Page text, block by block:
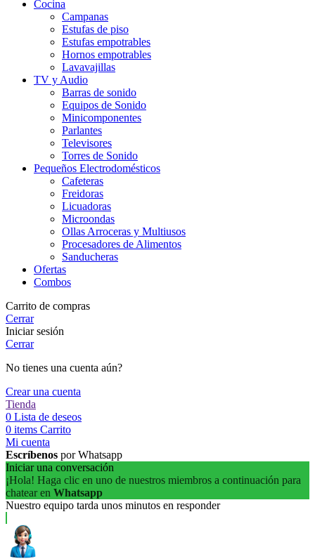
Cocina
Campanas
Estufas de piso
Estufas empotrables
Hornos empotrables
Lavavajillas
TV y Audio
Barras de sonido
Equipos de Sonido
Minicomponentes
Parlantes
Televisores
Torres de Sonido
Pequeños Electrodomésticos
Cafeteras
Freidoras
Licuadoras
Microondas
Ollas Arroceras y Multiusos
Procesadores de Alimentos
Sanducheras
Ofertas
Combos
Carrito de compras
Cerrar
Iniciar sesión
Cerrar
No tienes una cuenta aún?
Crear una cuenta
Tienda
0 Lista de deseos
0 items Carrito
Mi cuenta
Escríbenos por Whatsapp
Iniciar una conversación
¡Hola! Haga clic en uno de nuestros miembros a continuación para
chatear en Whatsapp
Nuestro equipo tarda unos minutos en responder